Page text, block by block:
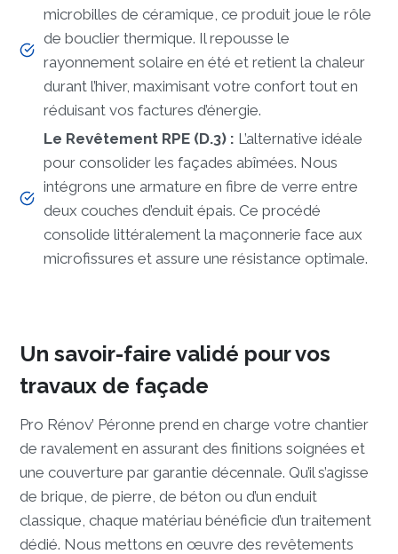
microbilles de céramique, ce produit joue le rôle
de bouclier thermique. Il repousse le
rayonnement solaire en été et retient la chaleur
durant l’hiver, maximisant votre confort tout en
réduisant vos factures d’énergie.
Le Revêtement RPE (D.3) : L’alternative idéale
pour consolider les façades abîmées. Nous
intégrons une armature en fibre de verre entre
deux couches d’enduit épais. Ce procédé
consolide littéralement la maçonnerie face aux
microfissures et assure une résistance optimale.
Un savoir-faire validé pour vos
travaux de façade
Pro Rénov’ Péronne prend en charge votre chantier
de ravalement en assurant des finitions soignées et
une couverture par garantie décennale. Qu’il s’agisse
de brique, de pierre, de béton ou d’un enduit
classique, chaque matériau bénéficie d’un traitement
dédié. Nous mettons en œuvre des revêtements